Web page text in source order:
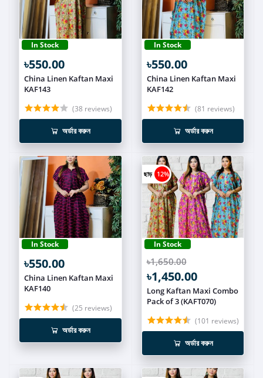
In Stock
৳550.00
China Linen Kaftan Maxi
KAF143
(38 reviews)
অর্ডার করুন
In Stock
৳550.00
China Linen Kaftan Maxi
KAF142
(81 reviews)
অর্ডার করুন
In Stock
৳550.00
China Linen Kaftan Maxi
KAF140
(25 reviews)
অর্ডার করুন
ছাড় 12%
In Stock
৳1,650.00
৳1,450.00
Long Kaftan Maxi Combo
Pack of 3 (KAFT070)
(101 reviews)
অর্ডার করুন